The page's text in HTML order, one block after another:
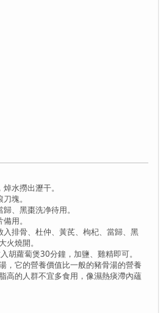
水撈出瀝干。
塊。
、黑棗洗净待用。
用。
排骨、杜仲、黃芪、枸杞、當歸、黑
火燒開。
胡蘿蔔煲30分鐘，加鹽、雞精即可。
，它的營養價值比一般的豬骨湯的營養
高的人群不宜多食用，像濕熱痰滯內蘊